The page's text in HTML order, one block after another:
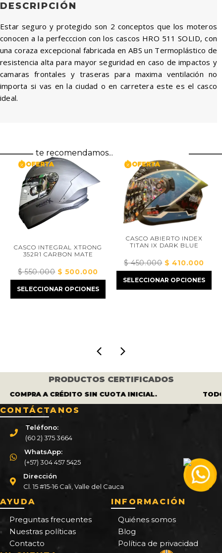
DESCRIPCIÓN
Estar seguro y protegido son 2 conceptos que los moteros
conocen a la perfecccion con los cascos HRO 511 SOLID, con
una coraza excepcional fabricada en ABS un Termoplástico de
resistencia alta para mayor seguridad en caso de impactos y
camaras frontales y traseras para maxima ventilación no
importa si vas en la ciudad o en carretera este es el casco
ideal.
te recomendamos...
CASCO INTEGRAL XTRONG
352R1 CARBON MATE
$550.000 El
precio
original
$ 500.000El
precio
actual
SELECCIONAR OPCIONES
CASCO ABIERTO INDEX
TITAN IX DARK BLUE
$450.000 El
precio
original
$ 410.000El
SELECCIONAR OPCIONES
PRODUCTOS CERTIFICADOS
COMPRA A CRÉDITO SIN CUOTA INICIAL.
CONTÁCTANOS
Teléfono:
(60 2) 375 3664
WhatsApp:
(+57) 304 457 5425
Dirección
Cl. 15 #15-16 Cali, Valle del Cauca
AYUDA
Preguntas frecuentes
Nuestras políticas
Contacto
INFORMACIÓN
Quiénes somos
Blog
Política de privacidad